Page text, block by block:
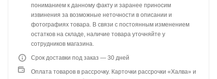
пониманием к данному факту и заранее приносим
извинения за возможные неточности в описании и
фотографиях товара. В связи с постоянным изменением
остатков на складе, наличие товара уточняйте у
сотрудников магазина.
Срок доставки под заказ — 30 дней
Оплата товаров в рассрочку. Карточки рассрочки «Халва» и